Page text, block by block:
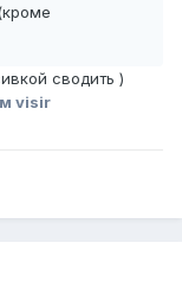
сводить )
visir